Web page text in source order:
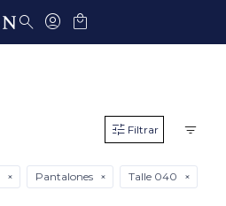
Pantalones
Talle 040